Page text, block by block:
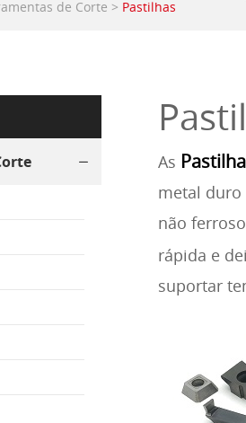
de Corte > Pastilhas
As
metal duro
não
rápida e
suportar